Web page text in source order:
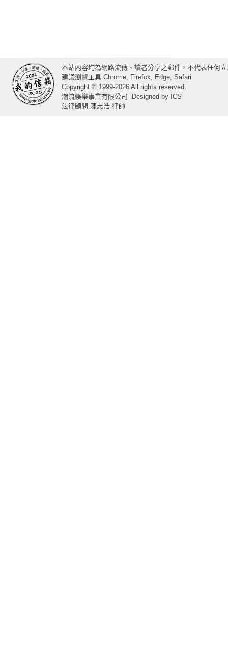
本站內容均為網路流傳、讀者分享之郵件，不代表任何
建議瀏覽工具 Chrome, Firefox, Edge, Safari
Copyright © 1999-2026 All rights reserved.
潮流娛樂事業有限公司
Designed by ICS
法律顧問 陳志浩 律師